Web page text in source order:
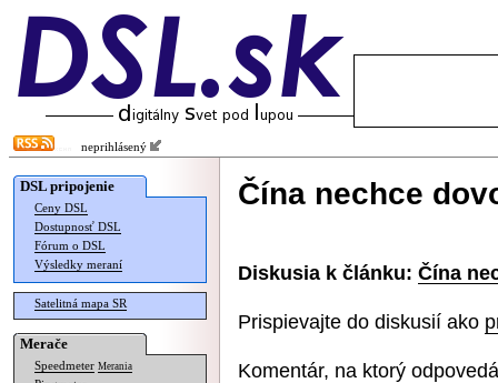
neprihlásený
DSL pripojenie
Ceny DSL
Dostupnosť DSL
Fórum o DSL
Výsledky meraní
Satelitná mapa SR
Merače
Speedmeter Merania
Čína nechce
Diskusia k článku: Čína
Prispievajte do diskusií ako
Komentár, na ktorý